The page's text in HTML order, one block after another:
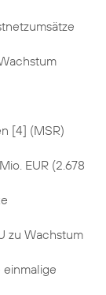
[4] (MSR)
EUR (2.678
zu Wachstum
einmalige